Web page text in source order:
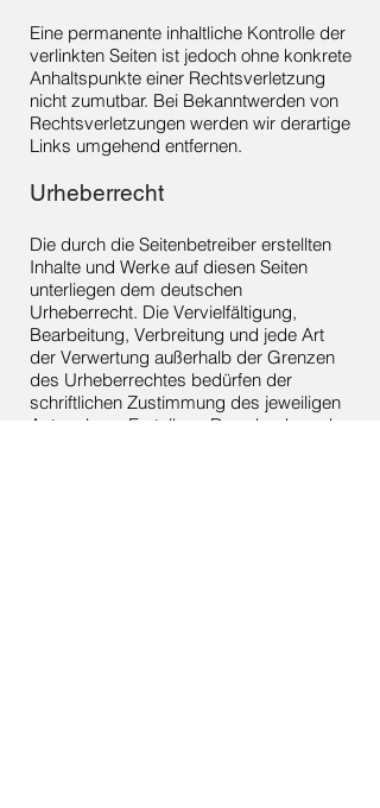
Eine permanente inhaltliche Kontrolle der
verlinkten Seiten ist jedoch ohne konkrete
Anhaltspunkte einer Rechtsverletzung
nicht zumutbar. Bei Bekanntwerden von
Rechtsverletzungen werden wir derartige
Links umgehend entfernen.
Urheberrecht
Die durch die Seitenbetreiber erstellten
Inhalte und Werke auf diesen Seiten
unterliegen dem deutschen
Urheberrecht. Die Vervielfältigung,
Bearbeitung, Verbreitung und jede Art
der Verwertung außerhalb der Grenzen
des Urheberrechtes bedürfen der
schriftlichen Zustimmung des jeweiligen
Autors bzw. Erstellers. Downloads und